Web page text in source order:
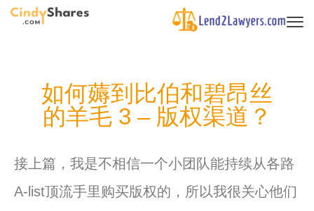
如何薅到比伯和碧昂丝
的羊毛 3 – 版权渠道？
接上篇，我是不相信一个小团队能持续从各路
A- list顶流手里购买版权的， 所以我很关心他们